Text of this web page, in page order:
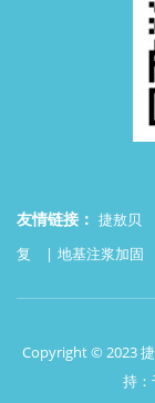
友情链接： 捷敖贝
复
地基注浆加固
Copyright © 2023
持